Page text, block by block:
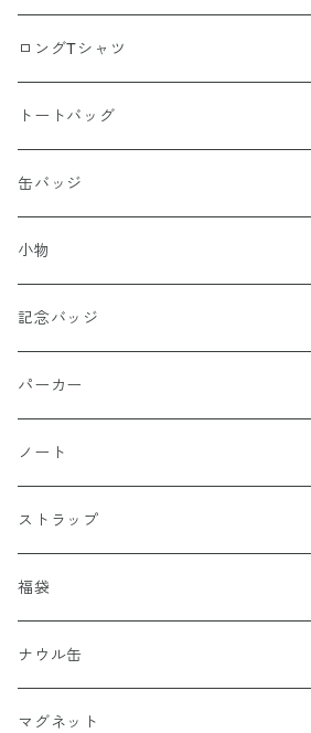
ポリエステル
綿100％
ロングTシャツ
トートバッグ
缶バッジ
小物
記念バッジ
パーカー
ノート
ストラップ
福袋
ナウル缶
マグネット